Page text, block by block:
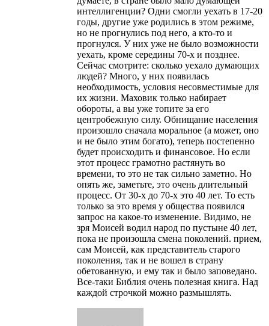
интеллигенции? Одни смогли уехать в 17-20
годы, другие уже родились в этом режиме,
но не прогнулись под него, а кто-то и
прогнулся. У них уже не было возможности
уехать, кроме середины 70-х и позднее.
Сейчас смотрите: сколько уехало думающих
людей? Много, у них появилась
необходимость, условия несовместимые для
их жизни. Маховик только набирает
обороты, а вы уже топите за его
центробежную силу. Обнищание населения
произошло сначала моральное (а может, оно
и не было этим богато), теперь постепенно
будет происходить и финансовое. Но если
этот процесс грамотно растянуть во
времени, то это не так сильно заметно. Но
опять же, заметьте, это очень длительный
процесс. От 30-х до 70-х это 40 лет. То есть
только за это время у общества появился
запрос на какое-то изменение. Видимо, не
зря Моисей водил народ по пустыне 40 лет,
пока не произошла смена поколений. прием,
сам Моисей, как представитель старого
поколения, так и не вошел в страну
обетованную, и ему так и было заповедано.
Все-таки Библия очень полезная книга. Над
каждой строчкой можно размышлять.